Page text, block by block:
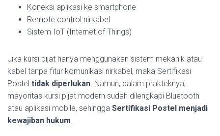
Koneksi aplikasi ke smartphone
Remote control nirkabel
Sistem IoT (Internet of Things)
Jika kursi pijat hanya menggunakan sistem mekanik atau
kabel tanpa fitur komunikasi nirkabel, maka Sertifikasi
Postel tidak diperlukan. Namun, dalam prakteknya,
mayoritas kursi pijat modern sudah dilengkapi Bluetooth
atau aplikasi mobile, sehingga Sertifikasi Postel menjadi
kewajiban hukum.